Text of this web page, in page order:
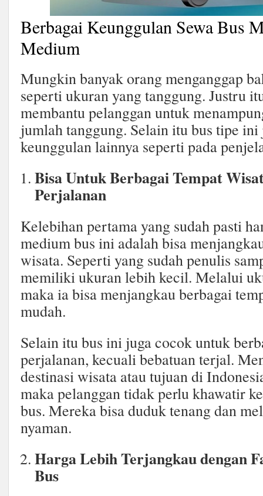
Berbagai Keunggulan Sewa Bus
Medium
Mungkin banyak orang menganggap
seperti ukuran yang tanggung. Justru
membantu pelanggan untuk
jumlah tanggung. Selain itu bus tipe
keunggulan lainnya seperti pada
Bisa Untuk Berbagai Tempat
Perjalanan
Kelebihan pertama yang sudah pasti
medium bus ini adalah bisa
wisata. Seperti yang sudah penulis
memiliki ukuran lebih kecil. Melalui
maka ia bisa menjangkau berbagai
mudah.
Selain itu bus ini juga cocok untuk
perjalanan, kecuali bebatuan terjal.
destinasi wisata atau tujuan di
maka pelanggan tidak perlu khawatir
bus. Mereka bisa duduk tenang dan
nyaman.
Harga Lebih Terjangkau dengan
Bus